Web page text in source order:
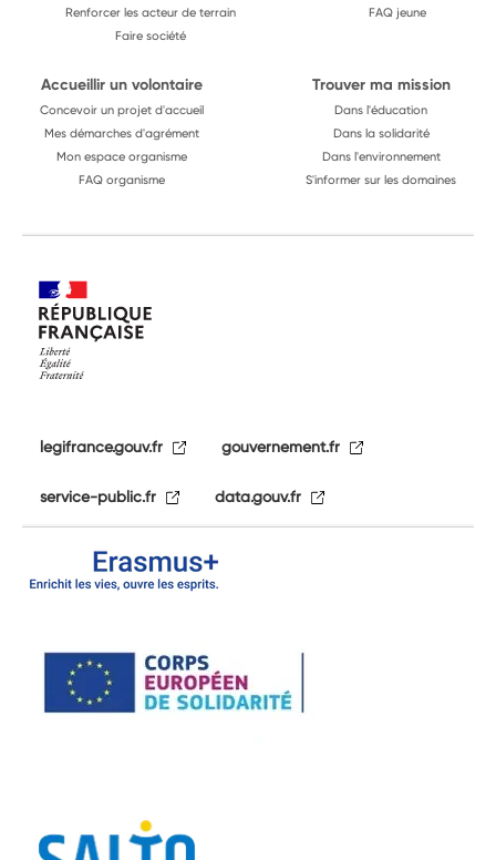
Renforcer les acteur de terrain
Faire société
FAQ jeune
Accueillir un volontaire
Concevoir un projet d'accueil
Mes démarches d'agrément
Mon espace organisme
FAQ organisme
Trouver ma mission
Dans l'éducation
Dans la solidarité
Dans l'environnement
S'informer sur les domaines
legifrance.gouv.fr gouvernement.fr
service-public.fr data.gouv.fr